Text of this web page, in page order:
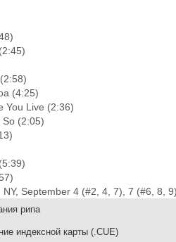
(4:25)
You Live (2:36)
(2:05)
NY, September 4 (#2, 4, 7), 7 (#6, 8,
рипа
индексной карты (.CUE)